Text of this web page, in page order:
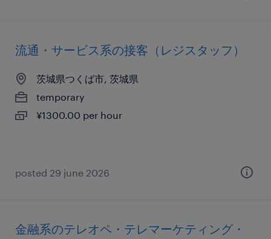
流通・サービス系の接客（レジスタッフ）
茨城県つくば市, 茨城県
temporary
¥1300.00 per hour
posted 29 june 2026
金融系のテレオペ・テレマーケティング・